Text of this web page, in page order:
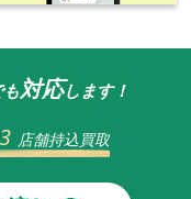
対応します！
店舗持込買取